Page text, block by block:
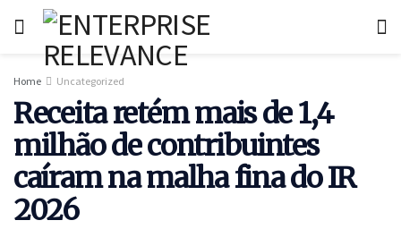
Home Uncategorized
Receita retém mais de 1,4
milhão de contribuintes
caíram na malha fina do IR
2026